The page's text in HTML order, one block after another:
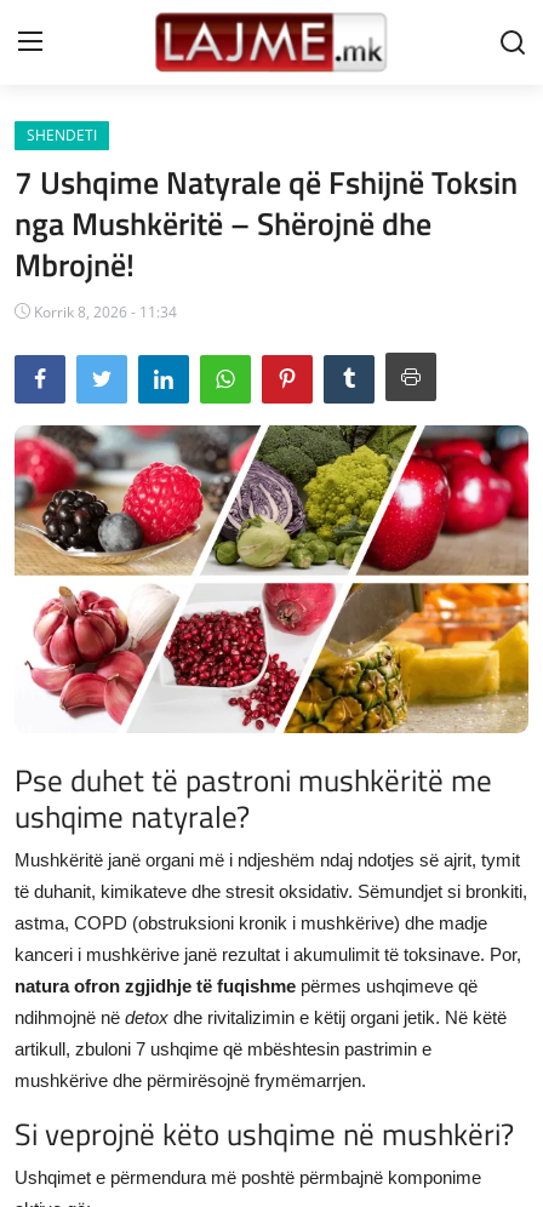
Shtëpi
LAJME MAQEDONI
SHQIPERI
KOSOVA
LAJME NGA BOTA
SHOWBIZ
SPORT
SHENDETI
JETA
Gallery
Shqip
SHENDETI
7 Ushqime Natyrale që Fshijnë Toksin
nga Mushkëritë – Shërojnë dhe
Mbrojnë!
Korrik 8, 2026 - 11:34
Pse duhet të pastroni mushkëritë me
ushqime natyrale?
Mushkëritë janë organi më i ndjeshëm ndaj ndotjes së ajrit, tymit
të duhanit, kimikateve dhe stresit oksidativ. Sëmundjet si bronkiti,
astma, COPD (obstruksioni kronik i mushkërive) dhe madje
kanceri i mushkërive janë rezultat i akumulimit të toksinave. Por,
natura ofron zgjidhje të fuqishme përmes ushqimeve që
ndihmojnë në detox dhe rivitalizimin e këtij organi jetik. Në këtë
artikull, zbuloni 7 ushqime që mbështesin pastrimin e
mushkërive dhe përmirësojnë frymëmarrjen.
Si veprojnë këto ushqime në mushkëri?
Ushqimet e përmendura më poshtë përmbajnë komponime